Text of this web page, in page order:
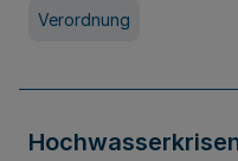
Verordnung